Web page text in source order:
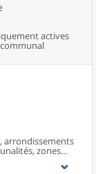
actives
arrondissements
zones
des